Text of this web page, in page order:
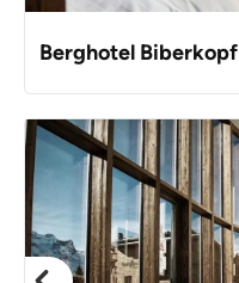
Berghotel Biberkopf